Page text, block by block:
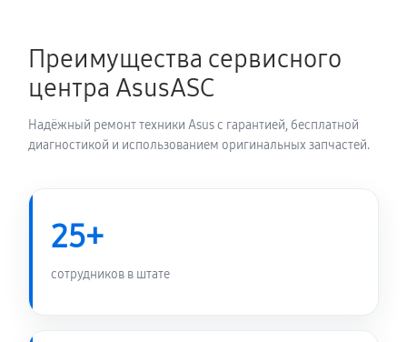
Замена электронных компонентов
2280 руб
Преимущества сервисного
центра AsusASC
Надёжный ремонт техники Asus с гарантией, бесплатной
диагностикой и использованием оригинальных запчастей.
25+
сотрудников в штате